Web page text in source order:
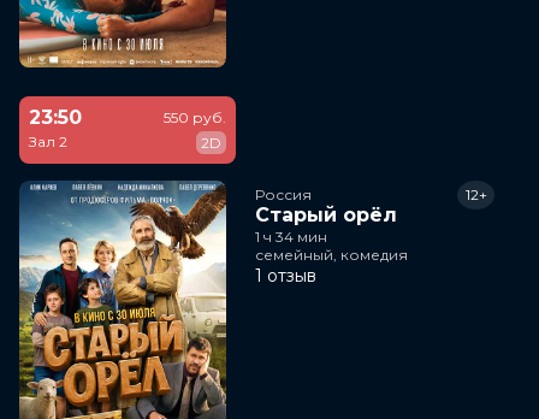
23:50
Зал 2
550 руб.
2D
Россия
Старый орёл
12+
1 ч 34 мин
семейный, комедия
1 отзыв